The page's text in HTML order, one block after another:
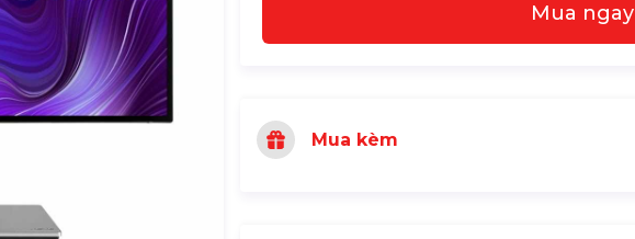
Mua ngay
Mua kèm